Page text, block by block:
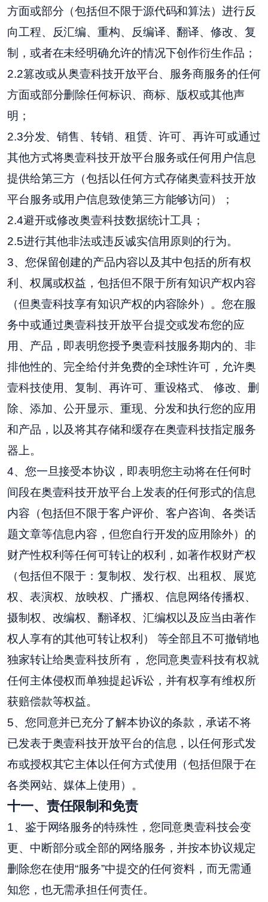
方面或部分（包括但不限于源代码和算法）进行反
向工程、反汇编、重构、反编译、翻译、修改、复
制，或者在未经明确允许的情况下创作衍生作品；
2.2篡改或从奥壹科技开放平台、服务商服务的任何
方面或部分删除任何标识、商标、版权或其他声
明；
2.3分发、销售、转销、租赁、许可、再许可或通过
其他方式将奥壹科技开放平台服务或任何用户信息
提供给第三方（包括以任何方式存储奥壹科技开放
平台服务或用户信息致使第三方能够访问）；
2.4避开或修改奥壹科技数据统计工具；
2.5进行其他非法或违反诚实信用原则的行为。
3、您保留创建的产品内容以及其中包括的所有权
利、权属或权益，包括但不限于所有知识产权内容
（但奥壹科技享有知识产权的内容除外）。您在服
务中或通过奥壹科技开放平台提交或发布您的应
用、产品，即表明您授予奥壹科技服务期内的、非
排他性的、完全给付并免费的全球性许可，允许奥
壹科技使用、复制、再许可、重设格式、 修改、删
除、添加、公开显示、重现、分发和执行您的应用
和产品，以及将其存储和缓存在奥壹科技指定服务
器上。
4、您一旦接受本协议，即表明您主动将在任何时
间段在奥壹科技开放平台上发表的任何形式的信息
内容（包括但不限于客户评价、客户咨询、各类话
题文章等信息内容，但您自行开发的应用除外）的
财产性权利等任何可转让的权利，如著作权财产权
（包括但不限于：复制权、发行权、出租权、展览
权、表演权、放映权、广播权、信息网络传播权、
摄制权、改编权、翻译权、汇编权以及应当由著作
权人享有的其他可转让权利） 等全部且不可撤销地
独家转让给奥壹科技所有， 您同意奥壹科技有权就
任何主体侵权而单独提起诉讼，并有权享有维权所
获赔偿款等权益。
5、您同意并已充分了解本协议的条款，承诺不将
已发表于奥壹科技开放平台的信息，以任何形式发
布或授权其它主体以任何方式使用（包括但限于在
各类网站、媒体上使用）。
十一、责任限制和免责
1、鉴于网络服务的特殊性，您同意奥壹科技会变
更、中断部分或全部的网络服务，并按本协议规定
删除您在使用“服务”中提交的任何资料，而无需通
知您，也无需承担任何责任。